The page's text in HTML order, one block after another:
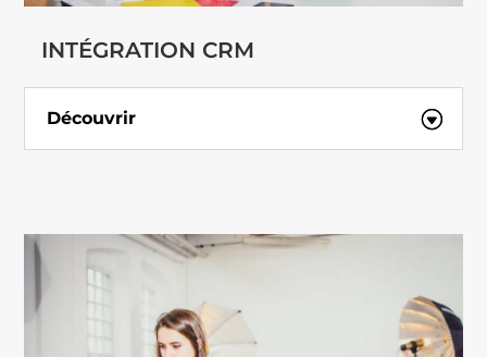
INTÉGRATION CRM
Découvrir